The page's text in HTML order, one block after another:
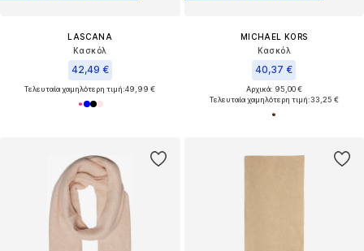
LASCANA
Κασκόλ
42,49 €
Τελευταία χαμηλότερη τιμή:49,99 €
MICHAEL KORS
Κασκόλ
40,37 €
Αρχικά: 95,00 €
Τελευταία χαμηλότερη τιμή:33,25 €